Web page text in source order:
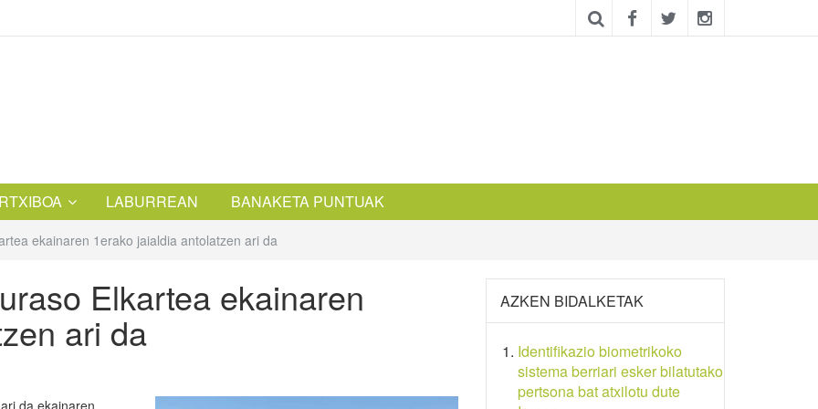
LABURREAN BANAKETA PUNTUAK
ekainaren 1erako jaialdia antolatzen ari da
Elkartea ekainaren
ari da
da ekainaren
AZKEN BIDALKETAK
Identifikazio biometrikoko
sistema berriari esker bilatutako
pertsona bat atxilotu dute